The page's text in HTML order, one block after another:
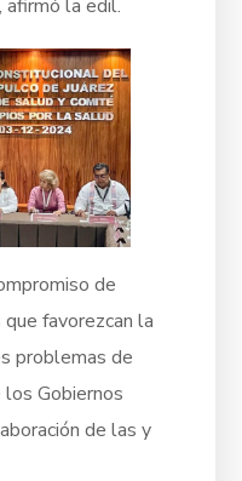
afirmó la edil.
de
favorezcan la
problemas de
Gobiernos
de las y